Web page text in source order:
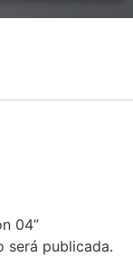
04”
será publicada.